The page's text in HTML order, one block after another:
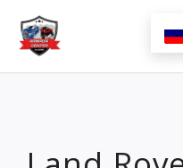
Перейти
содержимому